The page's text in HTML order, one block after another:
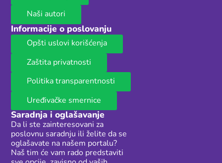
Naši autori
Informacije o poslovanju
Opšti uslovi korišćenja
Zaštita privatnosti
Politika transparentnosti
Uređivačke smernice
Saradnja i oglašavanje
Da li ste zainteresovani za
poslovnu saradnju ili želite da se
oglašavate na našem portalu?
Naš tim će vam rado predstaviti